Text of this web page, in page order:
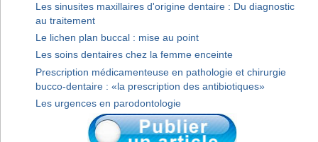
Les sinusites maxillaires d'origine dentaire : Du diagnostic
au traitement
Le lichen plan buccal : mise au point
Les soins dentaires chez la femme enceinte
Prescription médicamenteuse en pathologie et chirurgie
bucco-dentaire : «la prescription des antibiotiques»
Les urgences en parodontologie